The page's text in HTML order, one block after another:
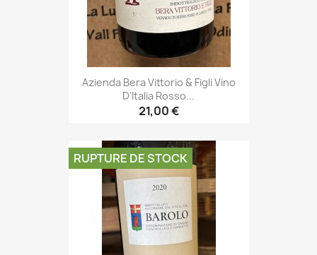
Azienda Bera Vittorio & Figli Vino
D'Italia Rosso...
21,00 €
RUPTURE DE STOCK